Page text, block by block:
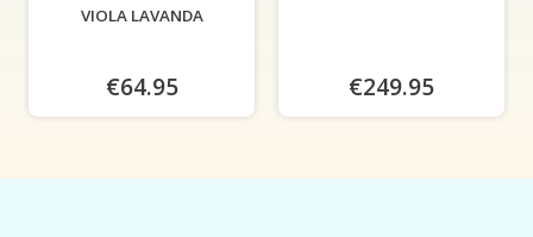
VIOLA LAVANDA
€64.95 €249.95